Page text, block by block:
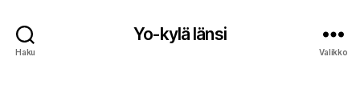
Haku
Yo-kylä länsi
Valikko